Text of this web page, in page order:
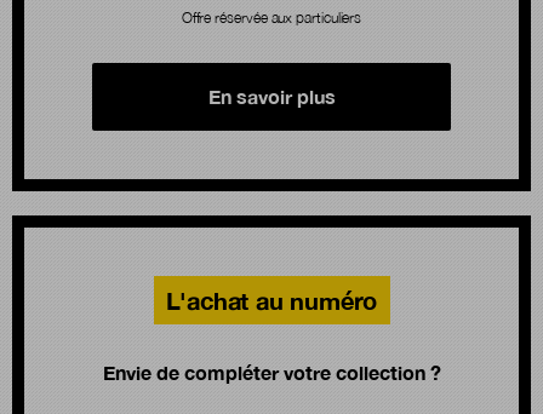
Offre réservée aux particuliers
En savoir plus
L'achat au numéro
Envie de compléter votre collection ?